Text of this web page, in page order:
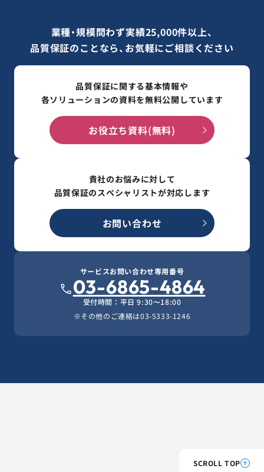
業種・規模問わず実績25,000件以上、
品質保証のことなら、お気軽にご相談ください
品質保証に関する基本情報や
各ソリューションの資料を無料公開しています
お役立ち資料(無料)
貴社のお悩みに対して
品質保証のスペシャリストが対応します
お問い合わせ
サービスお問い合わせ専用番号
03-6865-4864
受付時間：平日 9:30〜18:00
※その他のご連絡は03-5333-1246
SCROLL TOP